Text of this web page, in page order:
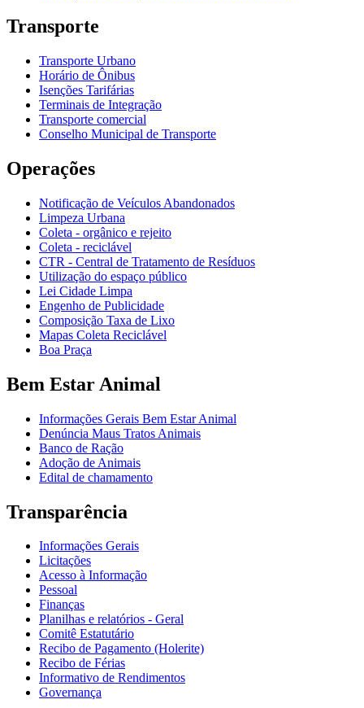
Transporte
Transporte Urbano
Horário de Ônibus
Isenções Tarifárias
Terminais de Integração
Transporte comercial
Conselho Municipal de Transporte
Operações
Notificação de Veículos Abandonados
Limpeza Urbana
Coleta - orgânico e rejeito
Coleta - reciclável
CTR - Central de Tratamento de Resíduos
Utilização do espaço público
Lei Cidade Limpa
Engenho de Publicidade
Composição Taxa de Lixo
Mapas Coleta Reciclável
Boa Praça
Bem Estar Animal
Informações Gerais Bem Estar Animal
Denúncia Maus Tratos Animais
Banco de Ração
Adoção de Animais
Edital de chamamento
Transparência
Informações Gerais
Licitações
Acesso à Informação
Pessoal
Finanças
Planilhas e relatórios - Geral
Comitê Estatutário
Recibo de Pagamento (Holerite)
Recibo de Férias
Informativo de Rendimentos
Governança